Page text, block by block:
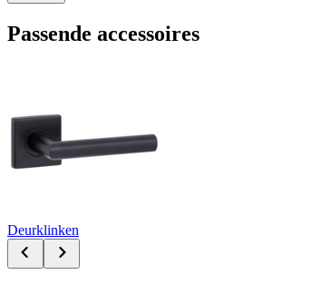
Passende accessoires
Deurklinken